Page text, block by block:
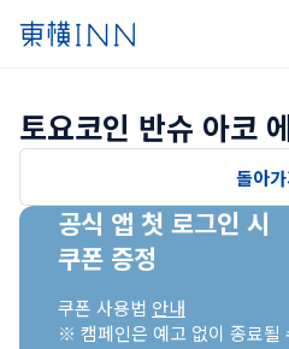
토요코인 반슈 아코
돌아
공식 앱 첫 로그인 시
쿠폰 증정
쿠폰 사용법 안내
※ 캠페인은 예고 없이 종료될